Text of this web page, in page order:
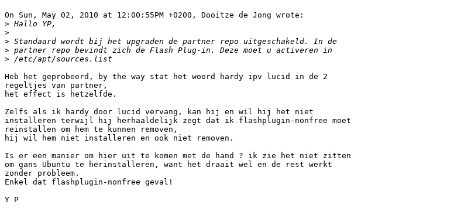
On Sun, May 02, 2010 at 12:00:55PM +0200, Dooitze de Jong wrote:
>
>
>
>
>
Heb het geprobeerd, by the way stat het woord hardy ipv lucid in de 2
regeltjes van partner,
het effect is hetzelfde.
Zelfs als ik hardy door lucid vervang, kan hij en wil hij het niet
installeren terwijl hij herhaaldelijk zegt dat ik flashplugin-nonfree moet
reinstallen om hem te kunnen removen,
hij wil hem niet installeren en ook niet removen.
Is er een manier om hier uit te komen met de hand ? ik zie het niet zitten
om gans Ubuntu te herinstalleren, want het draait wel en de rest werkt
zonder probleem.
Enkel dat flashplugin-nonfree geval!
Y P